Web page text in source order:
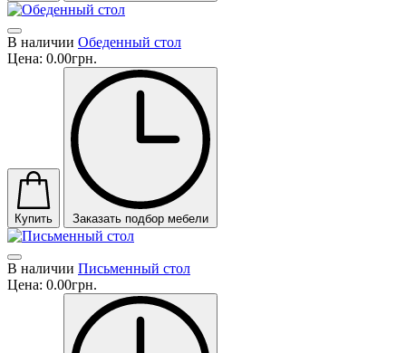
В наличии Обеденный стол
Цена: 0.00грн.
Купить Заказать подбор мебели
В наличии Письменный стол
Цена: 0.00грн.